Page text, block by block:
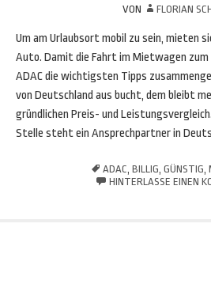
VON FLORIAN
Um am Urlaubsort mobil zu sein, mieten
Auto. Damit die Fahrt im Mietwagen
ADAC die wichtigsten Tipps
von Deutschland aus bucht, dem bleibt
gründlichen Preis- und
Stelle steht ein Ansprechpartner in
ADAC, BILLIG, GÜNSTIG,
HINTERLASSE EINEN